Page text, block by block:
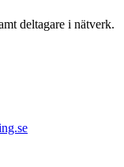
deltagare i nätverk.